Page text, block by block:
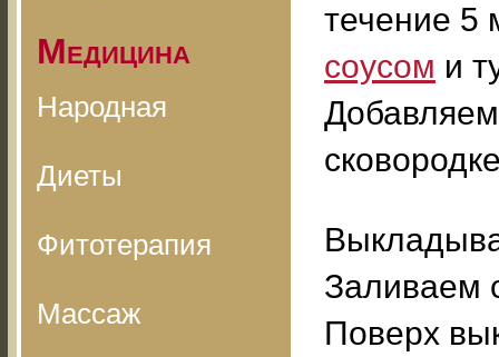
Медицина
Народная
Диеты
Фитотерапия
Массаж
течение 5
соусом и
Заливаем
Поверх